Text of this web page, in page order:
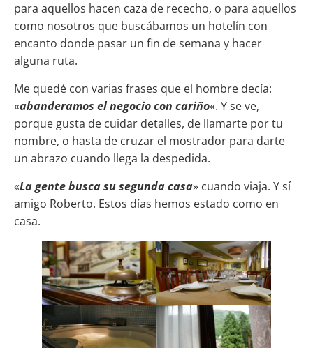
para aquellos hacen caza de rececho, o para aquellos
como nosotros que buscábamos un hotelín con
encanto donde pasar un fin de semana y hacer
alguna ruta.
Me quedé con varias frases que el hombre decía:
«abanderamos el negocio con cariño«. Y se ve,
porque gusta de cuidar detalles, de llamarte por tu
nombre, o hasta de cruzar el mostrador para darte
un abrazo cuando llega la despedida.
«La gente busca su segunda casa» cuando viaja. Y sí
amigo Roberto. Estos días hemos estado como en
casa.